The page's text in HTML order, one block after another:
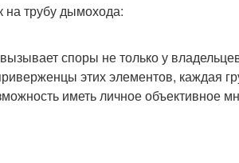
споры не только у
этих элементов, каждая
иметь личное объективное